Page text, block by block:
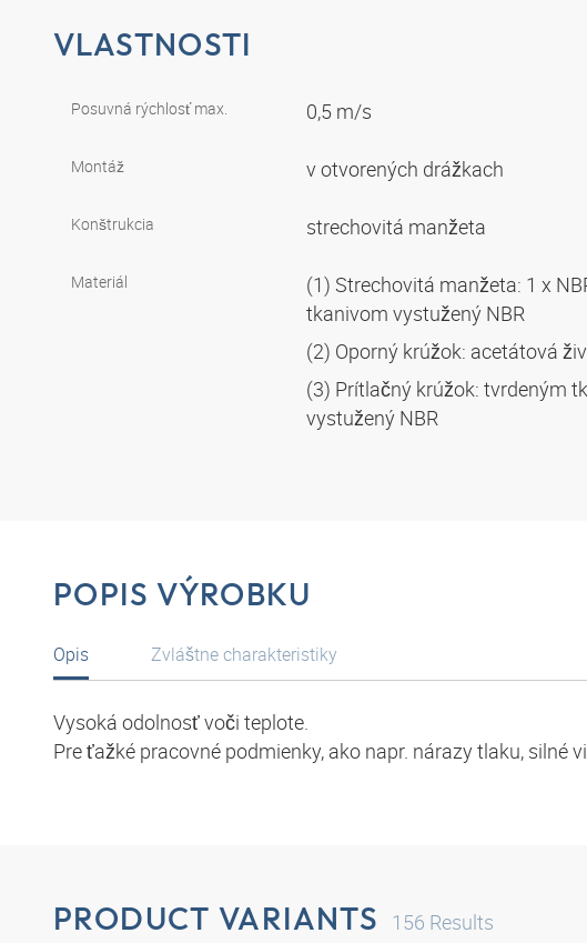
VLASTNOSTI
Posuvná rýchlosť max. 0,5 m/s
Montáž v otvorených drážkach
Konštrukcia strechovitá manžeta
Materiál
(1) Strechovitá manžeta: 1 x
tkanivom vystužený NBR
(2) Oporný krúžok: acetátová
(3) Prítlačný krúžok: tvrdeným
vystužený NBR
POPIS VÝROBKU
Opis
Vysoká odolnosť voči teplote.
Pre ťažké pracovné podmienky, ako napr. nárazy tlaku, silné
Zvláštne charakteristiky
PRODUCT VARIANTS 156 Results